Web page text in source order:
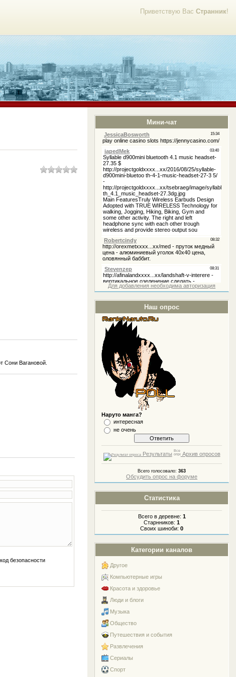
Приветствую Вас Странник!
Мини-чат
Для добавления необходима авторизация
Наш опрос
Наруто манга?
интересная
не очень
Результаты Архив опросов
Всего голосовало:363
Обсудить опрос на форуме
Статистика
Всего в деревне: 1
Старнников:1
Своих шиноби:0
Категории каналов
Другое
Компьютерные игры
Красота и здоровье
Люди и блоги
Музыка
Общество
Путешествия и события
Развлечения
Сериалы
Спорт
Сони Вагановой.